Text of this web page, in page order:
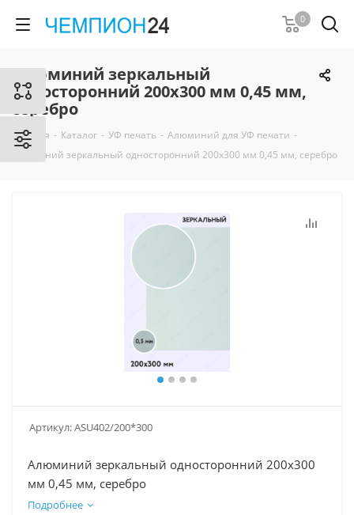
0
Алюминий зеркальный
односторонний 200х300 мм 0,45 мм,
серебро
Главная - Каталог - УФ печать - Алюминий для УФ печати -
Алюминий зеркальный односторонний 200х300 мм 0,45 мм, серебро
Артикул:ASU402/200*300
Алюминий зеркальный односторонний 200х300
мм 0,45 мм, серебро
Подробнее